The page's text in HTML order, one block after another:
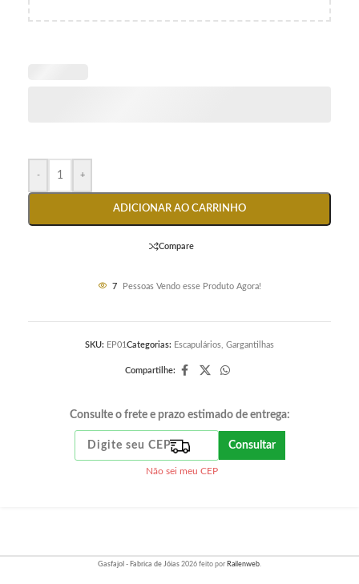
- +
ADICIONAR AO CARRINHO
Compare
7 Pessoas Vendo esse Produto Agora!
SKU: EP01 Categorias: Escapulários Gargantilhas
Compartilhe:
Consulte o frete e prazo estimado de entrega:
Consultar
Não sei meu CEP
Gasfajol - Fabrica de Jóias 2026 feito por Railenweb